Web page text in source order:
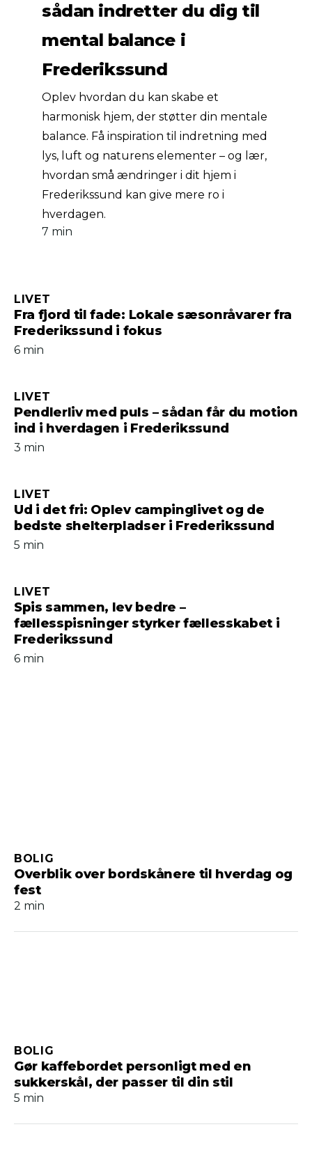
sådan indretter du dig til
mental balance i
Frederikssund
7 min
Oplev hvordan du kan skabe et
harmonisk hjem, der støtter din mentale
balance. Få inspiration til indretning med
lys, luft og naturens elementer – og lær,
hvordan små ændringer i dit hjem i
Frederikssund kan give mere ro i
hverdagen.
Fra fjord til fade: Lokale sæsonråvarer fra
Frederikssund i fokus
LIVET
6 min
Pendlerliv med puls – sådan får du motion
ind i hverdagen i Frederikssund
LIVET
3 min
Ud i det fri: Oplev campinglivet og de
bedste shelterpladser i Frederikssund
LIVET
5 min
Spis sammen, lev bedre –
fællesspisninger styrker fællesskabet i
Frederikssund
LIVET
6 min
Overblik over bordskånere til hverdag og
fest
BOLIG
2 min
Gør kaffebordet personligt med en
sukkerskål, der passer til din stil
BOLIG
5 min